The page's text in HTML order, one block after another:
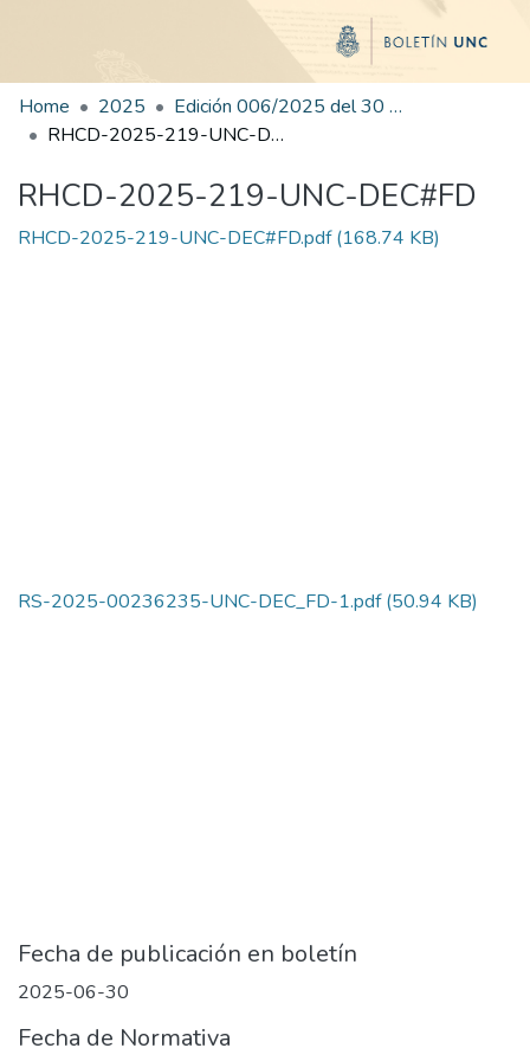
Home 2025
Edición 006/2025 del 30 de junio de 2025
RHCD-2025-219-UNC-DEC#FD
RHCD-2025-219-UNC-DEC#FD
RHCD-2025-219-UNC-DEC#FD.pdf(168.74 KB)
RS-2025-00236235-UNC-DEC_FD-1.pdf(50.94 KB)
Fecha de publicación en boletín
2025-06-30
Fecha de Normativa